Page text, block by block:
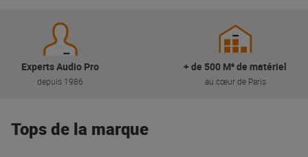
Experts Audio Pro
depuis 1986
+ de 500 M² de matériel
au cœur de Paris
Tops de la marque